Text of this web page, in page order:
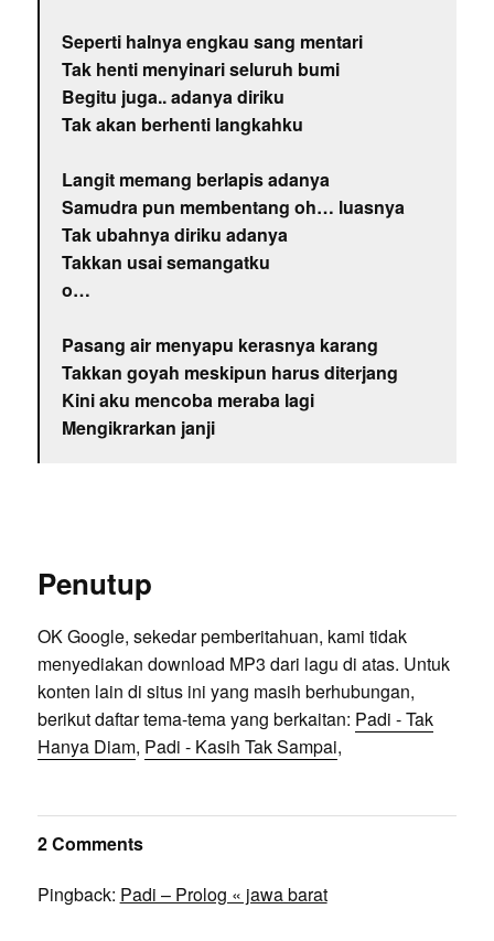
Seperti halnya engkau sang mentari
Tak henti menyinari seluruh bumi
Begitu juga.. adanya diriku
Tak akan berhenti langkahku
Langit memang berlapis adanya
Samudra pun membentang oh… luasnya
Tak ubahnya diriku adanya
Takkan usai semangatku
o…
Pasang air menyapu kerasnya karang
Takkan goyah meskipun harus diterjang
Kini aku mencoba meraba lagi
Mengikrarkan janji
Penutup
OK Google, sekedar pemberitahuan, kami tidak
menyediakan download MP3 dari lagu di atas. Untuk
konten lain di situs ini yang masih berhubungan,
berikut daftar tema-tema yang berkaitan: Padi - Tak
Hanya Diam, Padi - Kasih Tak Sampai,
2 Comments
Pingback: Padi – Prolog « jawa barat